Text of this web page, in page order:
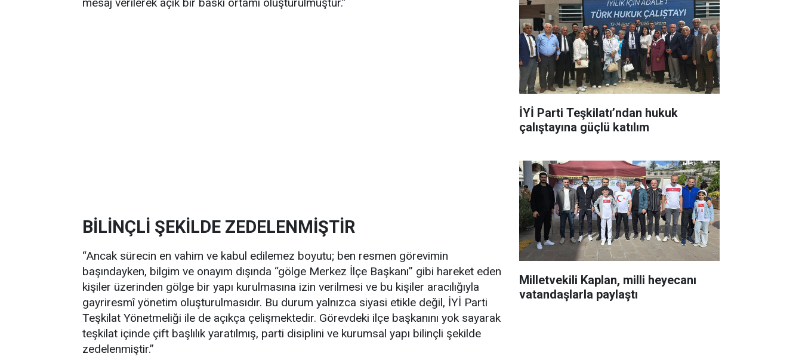
BİLİNÇLİ ŞEKİLDE ZEDELENMİŞTİR
“Ancak sürecin en vahim ve kabul edilemez boyutu; ben resmen görevimin
başındayken, bilgim ve onayım dışında “gölge Merkez İlçe Başkanı” gibi hareket eden
kişiler üzerinden gölge bir yapı kurulmasına izin verilmesi ve bu kişiler aracılığıyla
gayriresmî yönetim oluşturulmasıdır. Bu durum yalnızca siyasi etikle değil, İYİ Parti
Teşkilat Yönetmeliği ile de açıkça çelişmektedir. Görevdeki ilçe başkanını yok sayarak
teşkilat içinde çift başlılık yaratılmış, parti disiplini ve kurumsal yapı bilinçli şekilde
zedelenmiştir.”
İYİ Parti Teşkilatı’ndan hukuk
çalıştayına güçlü katılım
Milletvekili Kaplan, milli heyecanı
vatandaşlarla paylaştı